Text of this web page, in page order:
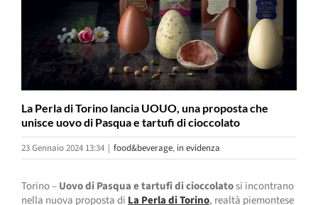
La Perla di Torino lancia UOUO, una proposta che
unisce uovo di Pasqua e tartufi di cioccolato
23 Gennaio 2024 13:34 | food&beverage, in evidenza
Torino –Uovo di Pasqua e tartufi di cioccolatosi incontrano
nella nuova proposta diLa Perla di Torino, realtà piemontese